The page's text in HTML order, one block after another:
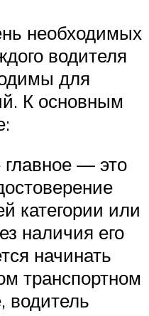
необходимых
водителя
для
К основным
— это
категории или
наличия его
начинать
транспортном
водитель